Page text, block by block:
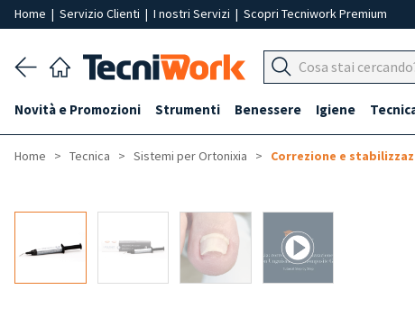
Home | Servizio Clienti | I nostri Servizi | Scopri Tecniwork Premium
Novità e Promozioni Strumenti Benessere Igiene
Home Tecnica Sistemi per Ortonixia Correzione e